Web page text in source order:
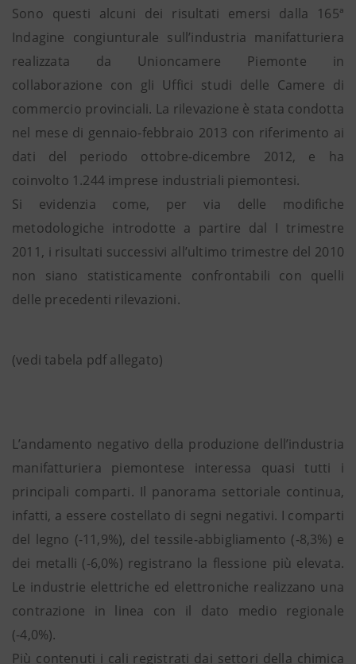
Sono questi alcuni dei risultati emersi dalla 165ª
Indagine congiunturale sull’industria manifatturiera
realizzata da Unioncamere Piemonte in
collaborazione con gli Uffici studi delle Camere di
commercio provinciali. La rilevazione è stata condotta
nel mese di gennaio-febbraio 2013 con riferimento ai
dati del periodo ottobre-dicembre 2012, e ha
coinvolto 1.244 imprese industriali piemontesi.
Si evidenzia come, per via delle modifiche
metodologiche introdotte a partire dal I trimestre
2011, i risultati successivi all’ultimo trimestre del 2010
non siano statisticamente confrontabili con quelli
delle precedenti rilevazioni.
(vedi tabela pdf allegato)
L’andamento negativo della produzione dell’industria
manifatturiera piemontese interessa quasi tutti i
principali comparti. Il panorama settoriale continua,
infatti, a essere costellato di segni negativi. I comparti
del legno (-11,9%), del tessile-abbigliamento (-8,3%) e
dei metalli (-6,0%) registrano la flessione più elevata.
Le industrie elettriche ed elettroniche realizzano una
contrazione in linea con il dato medio regionale
(-4,0%).
Più contenuti i cali registrati dai settori della chimica